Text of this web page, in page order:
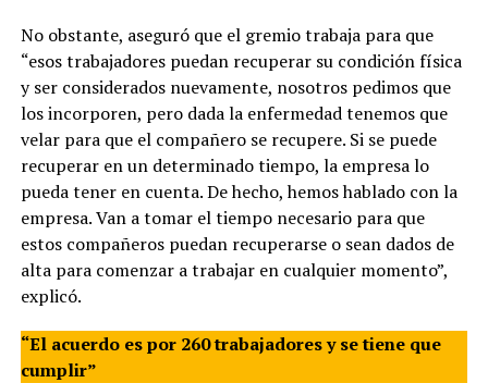
No obstante, aseguró que el gremio trabaja para que
“esos trabajadores puedan recuperar su condición física
y ser considerados nuevamente, nosotros pedimos que
los incorporen, pero dada la enfermedad tenemos que
velar para que el compañero se recupere. Si se puede
recuperar en un determinado tiempo, la empresa lo
pueda tener en cuenta. De hecho, hemos hablado con la
empresa. Van a tomar el tiempo necesario para que
estos compañeros puedan recuperarse o sean dados de
alta para comenzar a trabajar en cualquier momento”,
explicó.
“El acuerdo es por 260 trabajadores y se tiene que
cumplir”